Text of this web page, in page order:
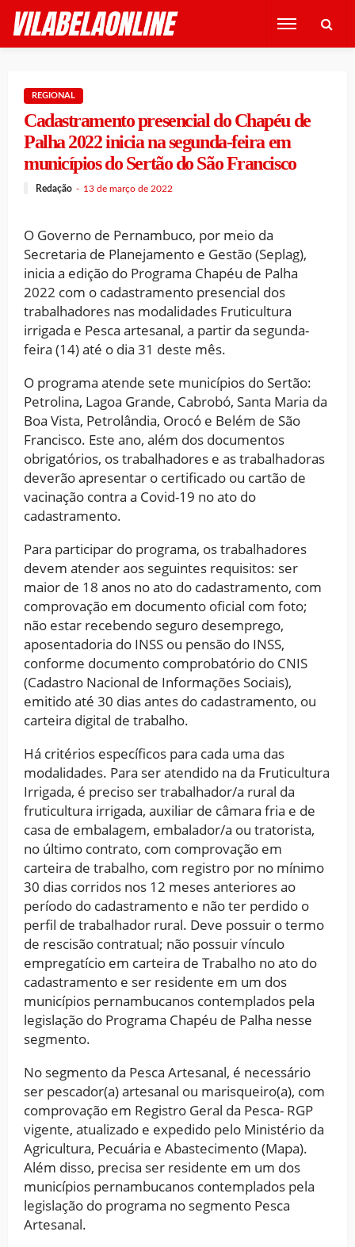
REGIONAL
Cadastramento presencial do Chapéu de
Palha 2022 inicia na segunda-feira em
municípios do Sertão do São Francisco
Redação 13 de março de 2022
O Governo de Pernambuco, por meio da
Secretaria de Planejamento e Gestão (Seplag),
inicia a edição do Programa Chapéu de Palha
2022 com o cadastramento presencial dos
trabalhadores nas modalidades Fruticultura
irrigada e Pesca artesanal, a partir da segunda-
feira (14) até o dia 31 deste mês.
O programa atende sete municípios do Sertão:
Petrolina, Lagoa Grande, Cabrobó, Santa Maria da
Boa Vista, Petrolândia, Orocó e Belém de São
Francisco. Este ano, além dos documentos
obrigatórios, os trabalhadores e as trabalhadoras
deverão apresentar o certificado ou cartão de
vacinação contra a Covid-19 no ato do
cadastramento.
Para participar do programa, os trabalhadores
devem atender aos seguintes requisitos: ser
maior de 18 anos no ato do cadastramento, com
comprovação em documento oficial com foto;
não estar recebendo seguro desemprego,
aposentadoria do INSS ou pensão do INSS,
conforme documento comprobatório do CNIS
(Cadastro Nacional de Informações Sociais),
emitido até 30 dias antes do cadastramento, ou
carteira digital de trabalho.
Há critérios específicos para cada uma das
modalidades. Para ser atendido na da Fruticultura
Irrigada, é preciso ser trabalhador/a rural da
fruticultura irrigada, auxiliar de câmara fria e de
casa de embalagem, embalador/a ou tratorista,
no último contrato, com comprovação em
carteira de trabalho, com registro por no mínimo
30 dias corridos nos 12 meses anteriores ao
período do cadastramento e não ter perdido o
perfil de trabalhador rural. Deve possuir o termo
de rescisão contratual; não possuir vínculo
empregatício em carteira de Trabalho no ato do
cadastramento e ser residente em um dos
municípios pernambucanos contemplados pela
legislação do Programa Chapéu de Palha nesse
segmento.
No segmento da Pesca Artesanal, é necessário
ser pescador(a) artesanal ou marisqueiro(a), com
comprovação em Registro Geral da Pesca- RGP
vigente, atualizado e expedido pelo Ministério da
Agricultura, Pecuária e Abastecimento (Mapa).
Além disso, precisa ser residente em um dos
municípios pernambucanos contemplados pela
legislação do programa no segmento Pesca
Artesanal.